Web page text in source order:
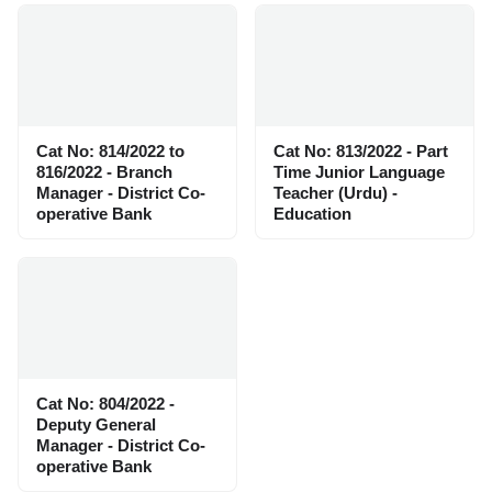
Cat No: 814/2022 to
816/2022 - Branch
Manager - District Co-
operative Bank
Cat No: 813/2022 - Part
Time Junior Language
Teacher (Urdu) -
Education
Cat No: 804/2022 -
Deputy General
Manager - District Co-
operative Bank